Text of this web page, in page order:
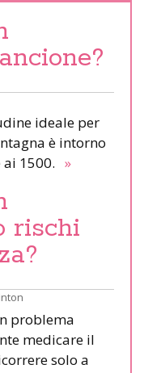
ideale per
è intorno
1500. »
rischi
problema
medicare il
solo a